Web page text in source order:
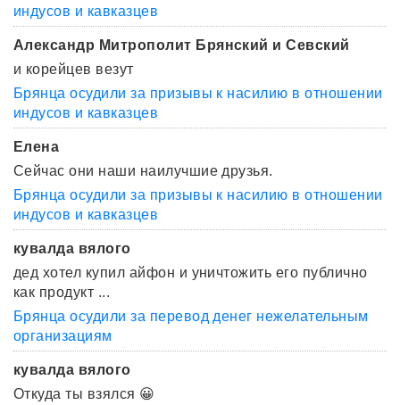
индусов и кавказцев
Александр Митрополит Брянский и Севский
и корейцев везут
Брянца осудили за призывы к насилию в отношении
индусов и кавказцев
Елена
Сейчас они наши наилучшие друзья.
Брянца осудили за призывы к насилию в отношении
индусов и кавказцев
кувалда вялого
дед хотел купил айфон и уничтожить его публично
как продукт ...
Брянца осудили за перевод денег нежелательным
организациям
кувалда вялого
Откуда ты взялся 😀